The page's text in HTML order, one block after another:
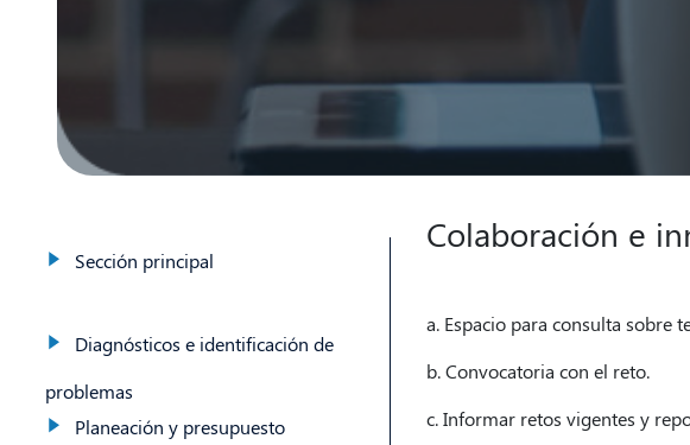
Sección principal
Diagnósticos e identificación de
problemas
Planeación y presupuesto
Colaboración e
a. Espacio para consulta sobre
b. Convocatoria con el reto.
c. Informar retos vigentes y